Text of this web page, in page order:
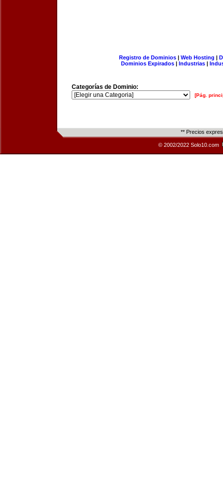
Registro de Dominios| Web Hosting |
Dominios Expirados | Industrias |
Categorías de Dominio:
[Pág.
** Precios
© 2002/2022 Solo10.com